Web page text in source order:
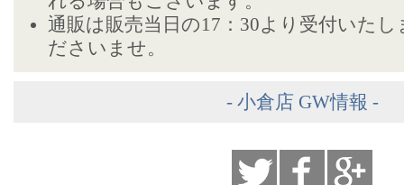
通販は販売当日の17：30より受付いた
ださいませ。
- 小倉店 GW情報 -